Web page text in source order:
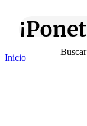
Inicio
Buscar
Escribe aquí abajo lo